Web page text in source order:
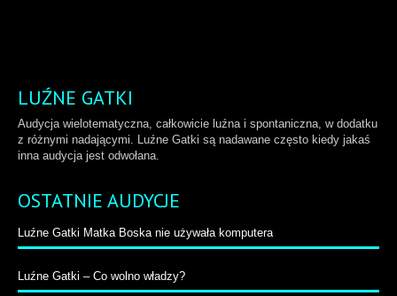
LUŹNE GATKI
Audycja wielotematyczna, całkowicie luźna i spontaniczna, w dodatku
z różnymi nadającymi. Luźne Gatki są nadawane często kiedy jakaś
inna audycja jest odwołana.
OSTATNIE AUDYCJE
Luźne Gatki Matka Boska nie używała komputera
Luźne Gatki – Co wolno władzy?